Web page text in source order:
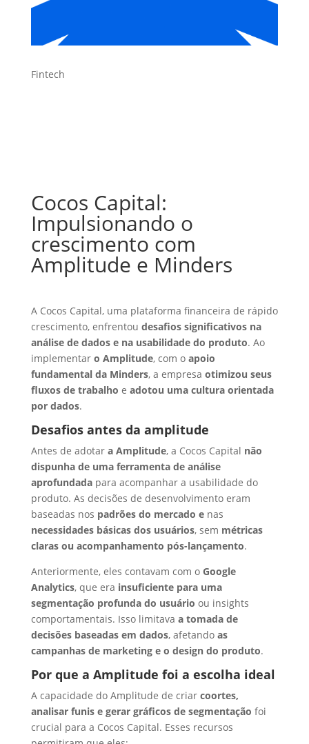
Fintech
Cocos Capital:
Impulsionando o
crescimento com
Amplitude e Minders
A Cocos Capital, uma plataforma financeira de rápido
crescimento, enfrentou desafios significativos na
análise de dados e na usabilidade do produto. Ao
implementar o Amplitude, com o apoio
fundamental da Minders, a empresa otimizou seus
fluxos de trabalho e adotou uma cultura orientada
por dados.
Desafios antes da amplitude
Antes de adotar a Amplitude, a Cocos Capital não
dispunha de uma ferramenta de análise
aprofundadapara acompanhar a usabilidade do
produto. As decisões de desenvolvimento eram
baseadas nos padrões do mercado enas
necessidades básicas dos usuários, sem métricas
claras ou acompanhamento pós-lançamento.
Anteriormente, eles contavam com o Google
Analytics, que era insuficiente para uma
segmentação profunda do usuário ou insights
comportamentais. Isso limitava a tomada de
decisões baseadas em dados, afetando as
campanhas de marketing e o design do produto.
Por que a Amplitude foi a escolha ideal
A capacidade do Amplitude de criar coortes,
analisar funis e gerar gráficos de segmentação foi
crucial para a Cocos Capital. Esses recursos